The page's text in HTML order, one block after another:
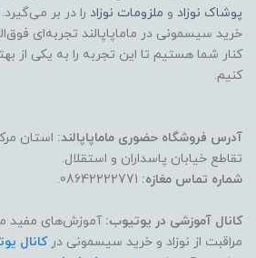
پوشاک نوزاد و ملزومات نوزاد را در بر
خرید سیسمونی در ماماپاپالند تجربه‌ای
کنار شما هستیم تا این تجربه را به یکی از
کنیم.
آدرس فروشگاه حضوری ماماپاپالند: استان
تقاطع خیابان پاسداران و استقلال.
شماره تماس مغازه:
کانال آموزشی در یوتیوب: آموزش‌های مفید
مراقبت از نوزاد و خرید سیسمونی درکانال